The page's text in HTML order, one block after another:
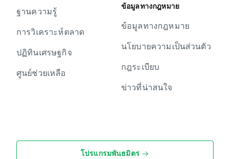
ฐานความรู้
การวิเคราะห์ตลาด
ปฏิทินเศรษฐกิจ
ศูนย์ช่วยเหลือ
ข้อมูลทางกฎหมาย
ข้อมูลทางกฎหมาย
นโยบายความเป็นส่วนตัว
กฎระเบียบ
ข่าวที่น่าสนใจ
โปรแกรมพันธมิตร